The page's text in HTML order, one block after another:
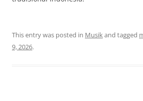
This entry was posted in Musikand tagged
9, 2026.